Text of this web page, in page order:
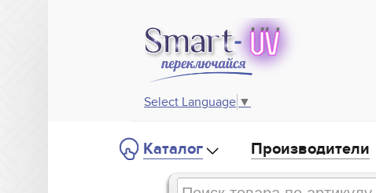
Select Language ▼
Каталог Производители